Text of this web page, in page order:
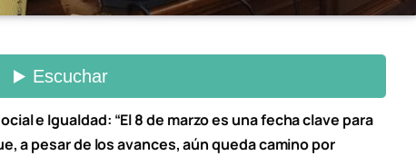
e Igualdad: “El 8 de marzo es una fecha clave para
a pesar de los avances, aún queda camino por